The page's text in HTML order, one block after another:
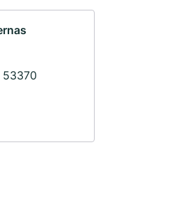
53370